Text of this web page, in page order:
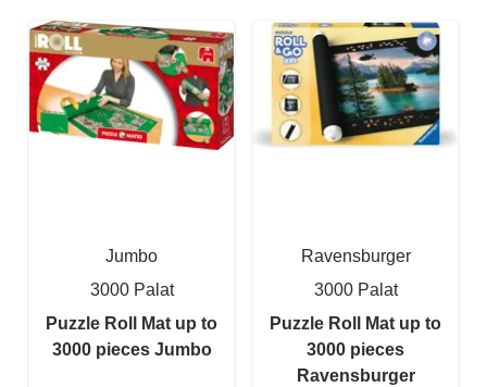
Jumbo
3000 Palat
Puzzle Roll Mat up to
3000 pieces Jumbo
Ravensburger
3000 Palat
Puzzle Roll Mat up to
3000 pieces
Ravensburger